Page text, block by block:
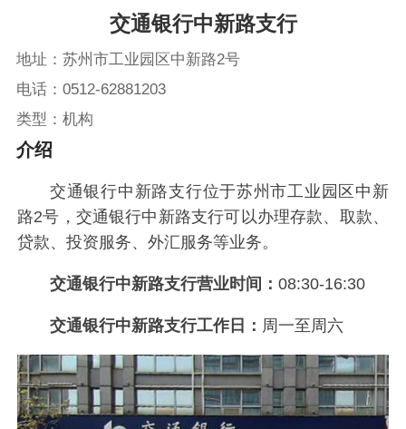
交通银行中新路支行
地址：苏州市工业园区中新路2号
电话：0512-62881203
类型：机构
介绍
交通银行中新路支行位于苏州市工业园区中新
路2号，交通银行中新路支行可以办理存款、取款、
贷款、投资服务、外汇服务等业务。
交通银行中新路支行营业时间： 08:30-16:30
交通银行中新路支行工作日： 周一至周六